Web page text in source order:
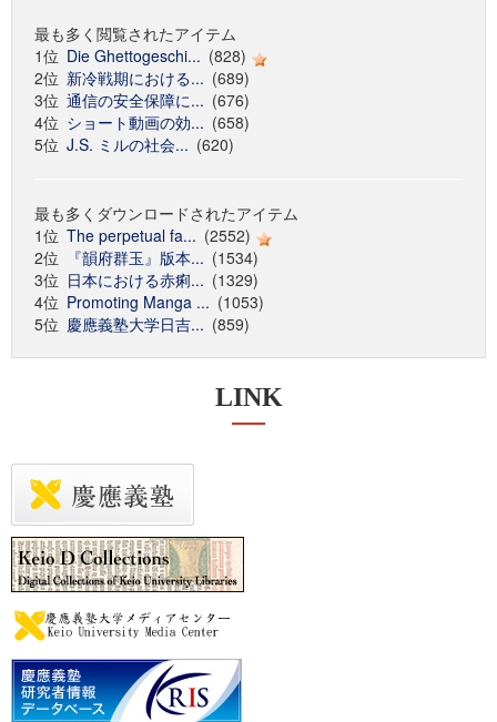
最も多く閲覧されたアイテム
1位 Die Ghettogeschi... (828)
2位 新冷戦期における... (689)
3位 通信の安全保障に... (676)
4位 ショート動画の効... (658)
5位 J.S. ミルの社会... (620)
最も多くダウンロードされたアイテム
1位 The perpetual fa... (2552)
2位
『韻府群玉』版本... (1534)
3位 日本における赤痢... (1329)
4位 Promoting Manga ... (1053)
5位 慶應義塾大学日吉... (859)
LINK